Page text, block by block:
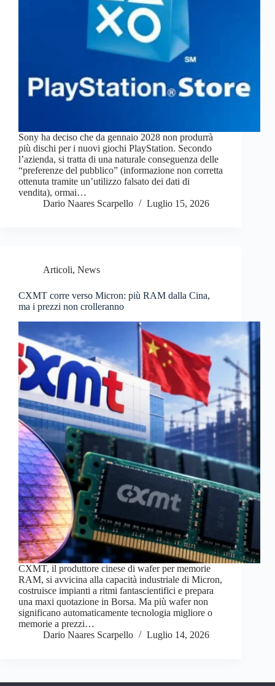
Sony ha deciso che da gennaio 2028 non produrrà
più dischi per i nuovi giochi PlayStation. Secondo
l’azienda, si tratta di una naturale conseguenza delle
“preferenze del pubblico” (informazione non corretta
ottenuta tramite un’utilizzo falsato dei dati di
vendita), ormai…
Dario Naares Scarpello
Luglio 15, 2026
Articoli, News
CXMT corre verso Micron: più RAM dalla Cina,
ma i prezzi non crolleranno
CXMT, il produttore cinese di wafer per memorie
RAM, si avvicina alla capacità industriale di Micron,
costruisce impianti a ritmi fantascientifici e prepara
una maxi quotazione in Borsa. Ma più wafer non
significano automaticamente tecnologia migliore o
memorie a prezzi…
Dario Naares Scarpello
Luglio 14, 2026